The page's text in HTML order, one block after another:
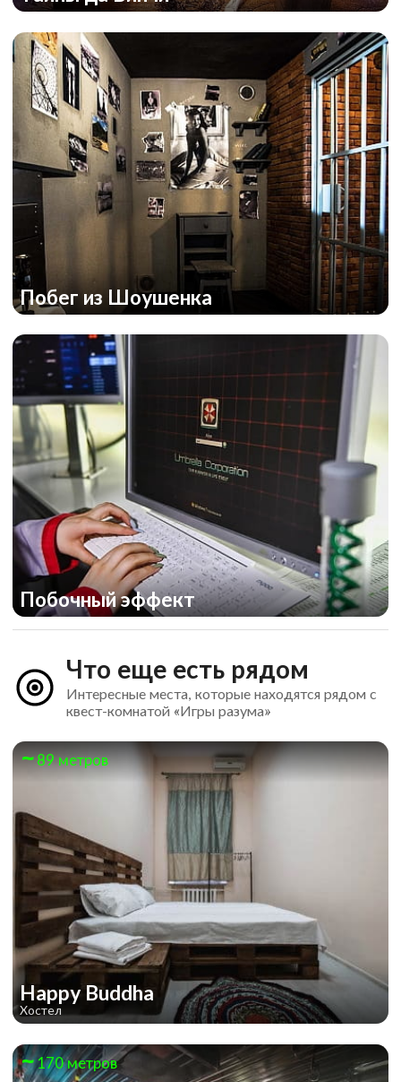
Побег из Шоушенка
Побочный эффект
Что еще есть рядом
Интересные места, которые находятся рядом с
квест-комнатой «Игры разума»
89 метров
Happy Buddha
Хостел
170 метров